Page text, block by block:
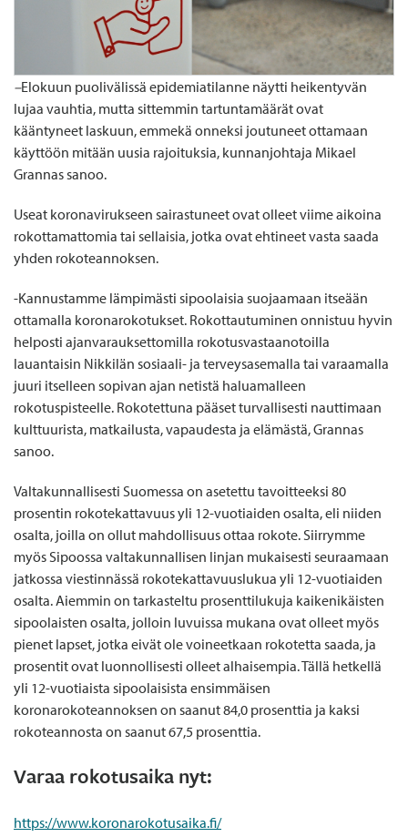
–Elokuun puolivälissä epidemiatilanne näytti heikentyvän
lujaa vauhtia, mutta sittemmin tartuntamäärät ovat
kääntyneet laskuun, emmekä onneksi joutuneet ottamaan
käyttöön mitään uusia rajoituksia, kunnanjohtaja Mikael
Grannas sanoo.
Useat koronavirukseen sairastuneet ovat olleet viime aikoina
rokottamattomia tai sellaisia, jotka ovat ehtineet vasta saada
yhden rokoteannoksen.
-Kannustamme lämpimästi sipoolaisia suojaamaan itseään
ottamalla koronarokotukset. Rokottautuminen onnistuu hyvin
helposti ajanvarauksettomilla rokotusvastaanotoilla
lauantaisin Nikkilän sosiaali- ja terveysasemalla tai varaamalla
juuri itselleen sopivan ajan netistä haluamalleen
rokotuspisteelle. Rokotettuna pääset turvallisesti nauttimaan
kulttuurista, matkailusta, vapaudesta ja elämästä, Grannas
sanoo.
Valtakunnallisesti Suomessa on asetettu tavoitteeksi 80
prosentin rokotekattavuus yli 12-vuotiaiden osalta, eli niiden
osalta, joilla on ollut mahdollisuus ottaa rokote. Siirrymme
myös Sipoossa valtakunnallisen linjan mukaisesti seuraamaan
jatkossa viestinnässä rokotekattavuuslukua yli 12-vuotiaiden
osalta. Aiemmin on tarkasteltu prosenttilukuja kaikenikäisten
sipoolaisten osalta, jolloin luvuissa mukana ovat olleet myös
pienet lapset, jotka eivät ole voineetkaan rokotetta saada, ja
prosentit ovat luonnollisesti olleet alhaisempia. Tällä hetkellä
yli 12-vuotiaista sipoolaisista ensimmäisen
koronarokoteannoksen on saanut 84,0 prosenttia ja kaksi
rokoteannosta on saanut 67,5 prosenttia.
Varaa rokotusaika nyt:
https://www.koronarokotusaika.fi/